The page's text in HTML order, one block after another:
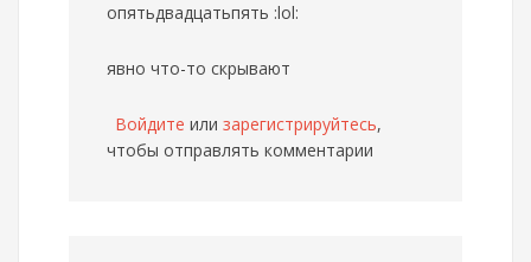
опятьдвадцатьпять :lol:
явно что-то скрывают
Войдите или зарегистрируйтесь,
чтобы отправлять комментарии